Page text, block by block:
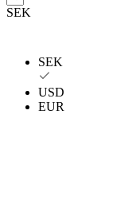
SEK
SEK
USD
EUR